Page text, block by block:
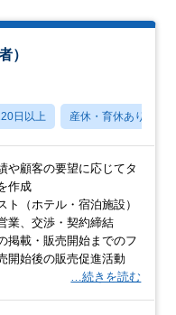
）
日以上 産休・育休あり
や顧客の要望に応じてタ
作成
ト（ホテル・宿泊施設）
業、交渉・契約締結
掲載・販売開始までのフ
開始後の販売促進活動
…続きを読む